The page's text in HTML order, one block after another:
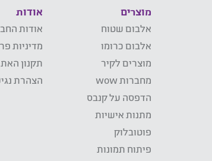
מוצרים
אלבום שטוח
אלבום כרומו
מוצרים לקיר
מחברות wow
הדפסה על קנבס
מתנות אישיות
פוטובלוק
פיתוח תמונות
אודות
אודות
מדיניות
תקנון
הצהרת